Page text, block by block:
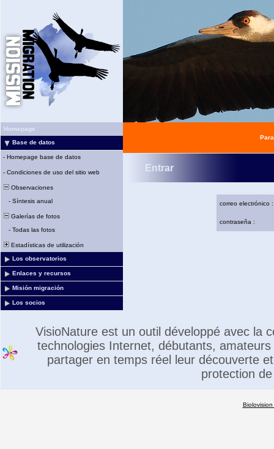
Homepage
Base de datos
- Homepage base de datos
- Condiciones de uso del sitio web
Observaciones
- Síntesis anual
Galerías de fotos
- Todas las fotos
Estadísticas de utilización
Los observatorios
Enlaces y recursos
Misión migración
Los socios
Entrar
correo electrónico :
contraseña :
VisioNature est un outil développé avec la
technologies Internet, débutants,
partager en temps réel leur découverte
protection
Biolovision